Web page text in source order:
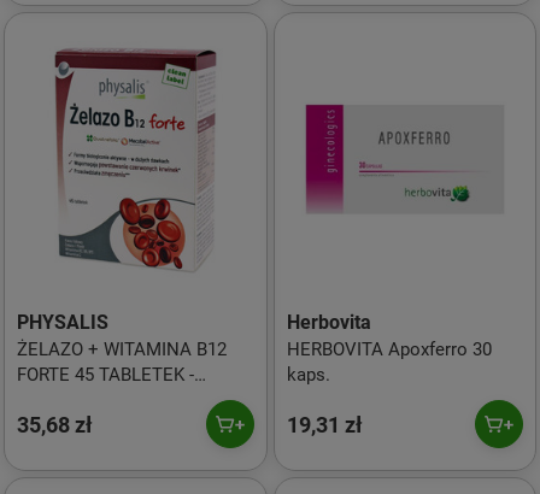
PHYSALIS
ŻELAZO + WITAMINA B12
FORTE 45 TABLETEK -
35,68 zł
Herbovita
HERBOVITA Apoxferro 30
kaps.
19,31 zł